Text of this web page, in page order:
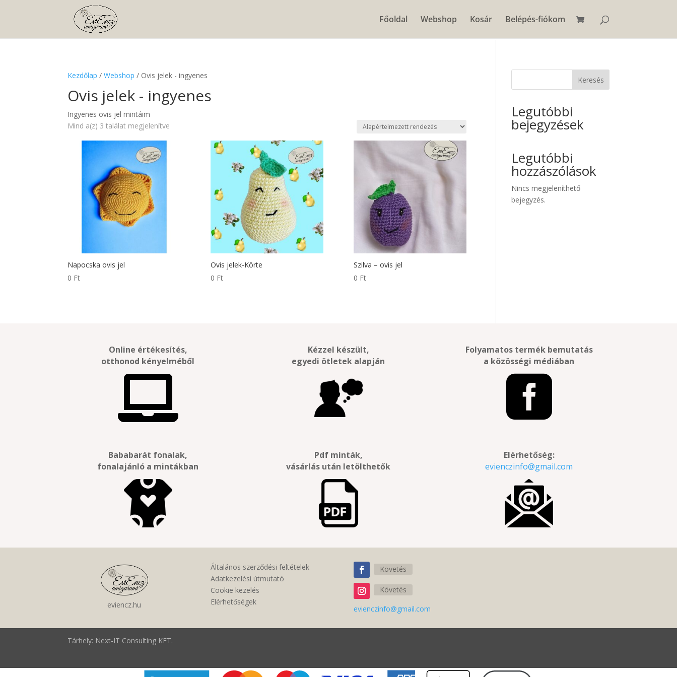
Főoldal Webshop Kosár Belépés-fiókom
Kezdőlap /Webshop / Ovis jelek - ingyenes
Ovis jelek - ingyenes
Ingyenes ovis jel mintáim
Mind a(z) 3 találat megjelenítve
Napocska ovis jel
0 Ft
Ovis jelek-Körte
0 Ft
Szilva – ovis jel
0 Ft
Keresés
Legutóbbi
bejegyzések
Legutóbbi
hozzászólások
Nincs megjeleníthető
bejegyzés.
Online értékesítés,
otthonod kényelméből

Kézzel készült,
egyedi ötletek alapján
Folyamatos termék bemutatás
a közösségi médiában

Bababarát fonalak,
fonalajánló a mintákban
Pdf minták,
vásárlás után letölthetők
Elérhetőség:
evienczinfo@gmail.com
eviencz.hu
Általános szerződési feltételek
Adatkezelési útmutató
Cookie kezelés
Elérhetőségek
Követés
Követés
evienczinfo@gmail.com
Tárhely: Next-IT Consulting KFT.